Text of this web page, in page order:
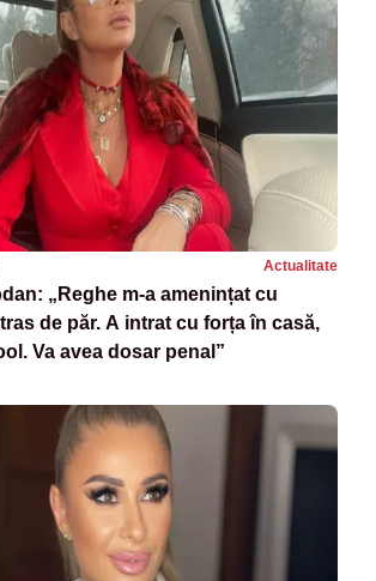
Actualitate
„Reghe m-a amenințat cu
de păr. A intrat cu forța în casă,
Va avea dosar penal”